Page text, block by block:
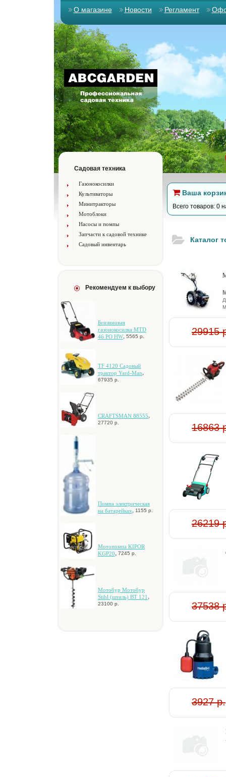
О магазине Новости Регламент
Садовая техника
Газонокосилки
Культиваторы
Минитракторы
Мотоблоки
Насосы и помпы
Запчасти к садовой технике
Садовый инвентарь
Рекомендуем к выбору
Бензиновая
газонокосилка MTD
46 PO HW, 5565 р.
TF 4120 Caдoвый
тpaктop Yard-Man,
67935 р.
CRAFTSMAN 88555,
27720 р.
Пoмпa элeктpичecкaя
нa бaтapeйкax
1155 р.
Moтoпoмпa KIPOR
KGP20
7245 р.
Moтoбуp Moтoбуp
Stihl (штиль) BT 121 ,
23100 р.
Ваша
Всего товаров: 0
Каталог
29915
16863
26219
37538
3927 р.